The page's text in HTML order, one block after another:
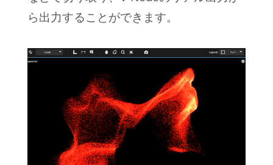
ら出力することができます。